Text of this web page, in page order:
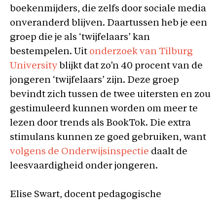
boekenmijders, die zelfs door sociale media
onveranderd blijven. Daartussen heb je een
groep die je als ‘twijfelaars’ kan
bestempelen. Uit onderzoek van Tilburg
University blijkt dat zo’n 40 procent van de
jongeren ‘twijfelaars’ zijn. Deze groep
bevindt zich tussen de twee uitersten en zou
gestimuleerd kunnen worden om meer te
lezen door trends als BookTok. Die extra
stimulans kunnen ze goed gebruiken, want
volgens de Onderwijsinspectie daalt de
leesvaardigheid onder jongeren.
Elise Swart, docent pedagogische